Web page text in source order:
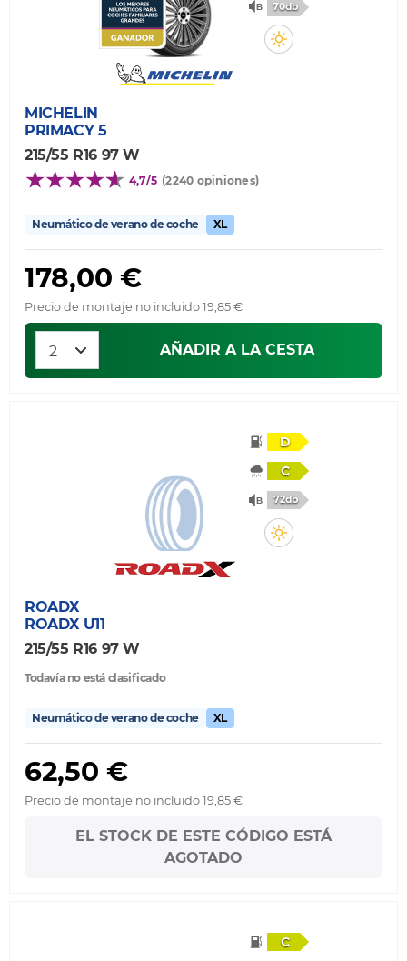
70db
MICHELIN
PRIMACY 5
215/55 R16 97 W
4,7/5 (2240 opiniones)
Neumático de verano de coche XL
178,00 €
Precio de montaje no incluido 19,85 €
AÑADIR A LA CESTA
D
C
72db
ROADX
ROADX U11
215/55 R16 97 W
Todavía no está clasificado
Neumático de verano de coche XL
62,50 €
Precio de montaje no incluido 19,85 €
EL STOCK DE ESTE CÓDIGO ESTÁ
AGOTADO
C